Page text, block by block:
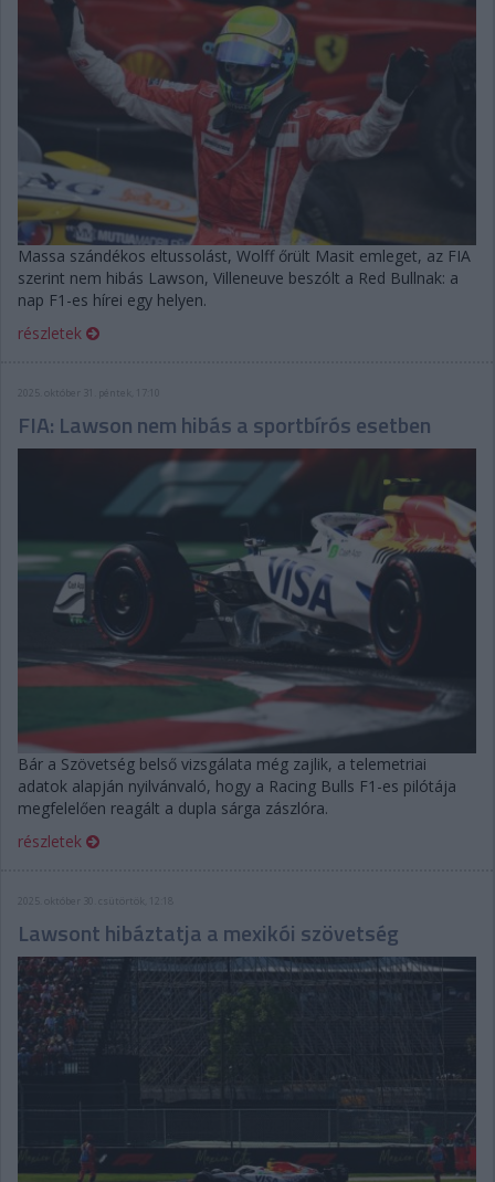
Massa szándékos eltussolást, Wolff őrült Masit emleget, az FIA
szerint nem hibás Lawson, Villeneuve beszólt a Red Bullnak: a
nap F1-es hírei egy helyen.
részletek
2025. október 31. péntek, 17:10
FIA: Lawson nem hibás a sportbírós esetben
Bár a Szövetség belső vizsgálata még zajlik, a telemetriai
adatok alapján nyilvánvaló, hogy a Racing Bulls F1-es pilótája
megfelelően reagált a dupla sárga zászlóra.
részletek
2025. október 30. csütörtök, 12:18
Lawsont hibáztatja a mexikói szövetség